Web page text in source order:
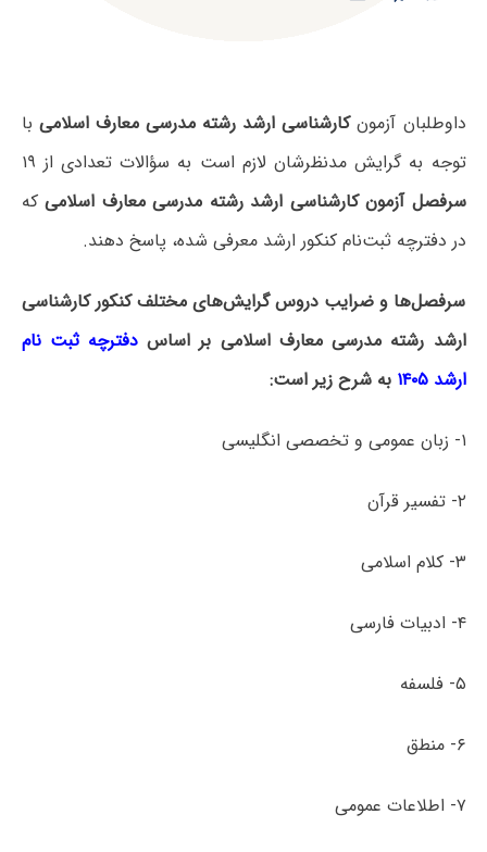
داوطلبان آزمونکارشناسی ارشد رشته مدرسی معارف اسلامی با
توجه به گرایش مدنظرشان لازم است به سؤالات تعدادی از ۱۹
سرفصل آزمون کارشناسی ارشد رشته مدرسی معارف اسلامی که
در دفترچه‌ ثبت‌نام کنکور ارشد معرفی شده، پاسخ دهند.
سرفصل‌ها و ضرایب دروس گرایش‌های مختلف کنکور کارشناسی
ارشد رشته مدرسی معارف اسلامی بر اساسدفترچه ثبت نام
ارشد ۱۴۰۵
به شرح زیر است:
۱- زبان عمومی و تخصصی انگلیسی
۲- تفسیر قرآن
۳- کلام اسلامی
۴- ادبیات فارسی
۵- فلسفه
۶- منطق
۷- اطلاعات عمومی